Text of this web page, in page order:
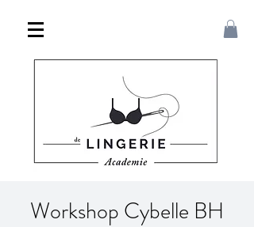
Workshop Cybelle BH